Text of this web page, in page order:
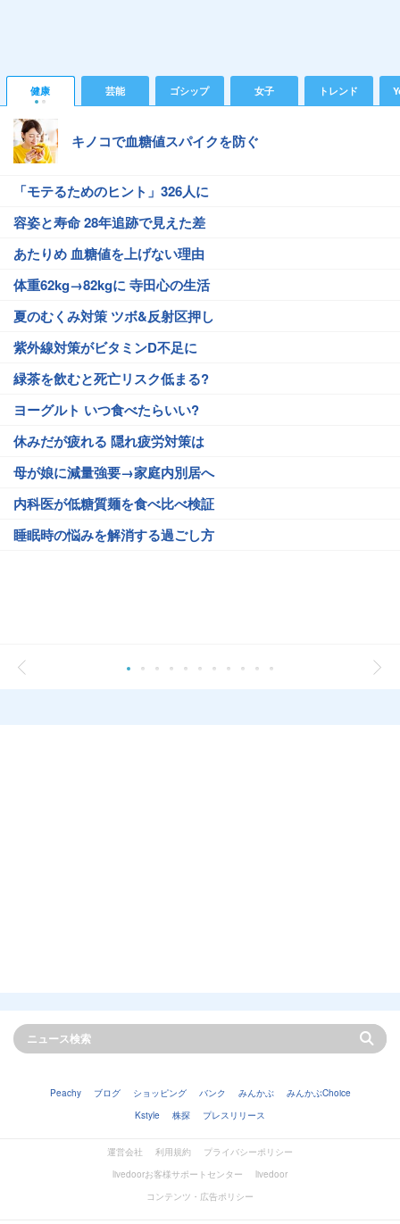
健康 芸能 ゴシップ 女子 トレンド
キノコで血糖値スパイクを防ぐ
「モテるためのヒント」326人に
容姿と寿命 28年追跡で見えた差
あたりめ 血糖値を上げない理由
体重62kg→82kgに 寺田心の生活
夏のむくみ対策 ツボ&反射区押し
紫外線対策がビタミンD不足に
緑茶を飲むと死亡リスク低まる?
ヨーグルト いつ食べたらいい?
休みだが疲れる 隠れ疲労対策は
母が娘に減量強要→家庭内別居へ
内科医が低糖質麺を食べ比べ検証
睡眠時の悩みを解消する過ごし方
Peachy ブログ ショッピング バンク みんかぶ
みんかぶChoice
Kstyle
株探 プレスリリース
運営会社 利用規約
プライバシーポリシー
livedoorお客様サポートセンター
livedoor
コンテンツ・広告ポリシー